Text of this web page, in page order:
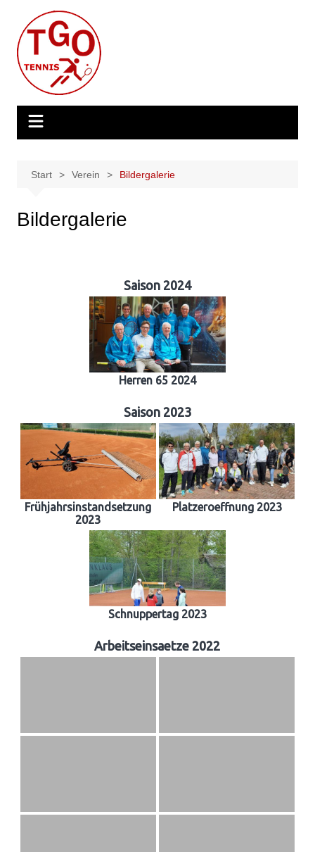
Inhalt
springen
Start Verein Bildergalerie
Bildergalerie
Saison 2024
Herren 65 2024
Saison 2023
Frühjahrsinstandsetzung
2023
Platzeroeffnung 2023
Schnuppertag 2023
Arbeitseinsaetze 2022